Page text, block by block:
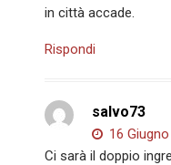
in città accade.
Rispondi
salvo73
16
Ci sarà il doppio